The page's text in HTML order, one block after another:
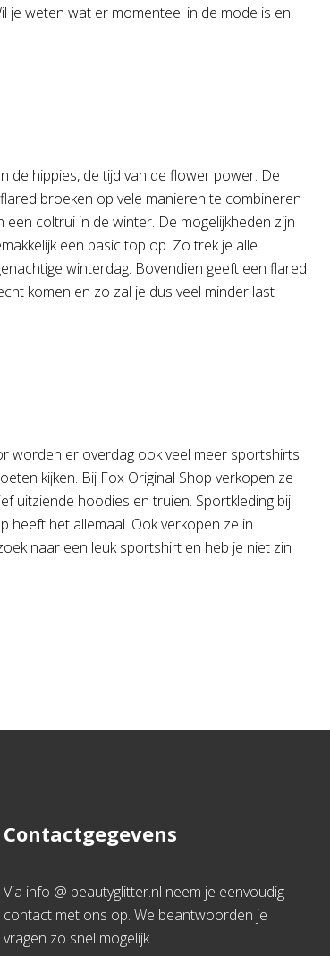
je weten wat er momenteel in de mode is en
de hippies, de tijd van de flower power. De
broeken op vele manieren te combineren
coltrui in de winter. De mogelijkheden zijn
een basic top op. Zo trek je alle
winterdag. Bovendien geeft een flared
komen en zo zal je dus veel minder last
worden er overdag ook veel meer sportshirts
kijken. Bij Fox Original Shop verkopen ze
uitziende hoodies en truien. Sportkleding bij
heeft het allemaal. Ook verkopen ze in
naar een leuk sportshirt en heb je niet zin
Contactgegevens
Via info @ beautyglitter.nl neem je eenvoudig
contact met ons op. We beantwoorden je
vragen zo snel mogelijk.